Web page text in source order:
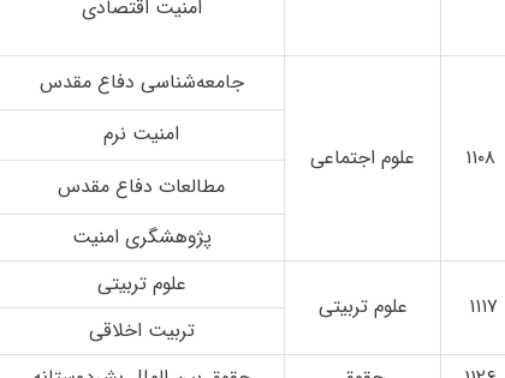
امنیت اقتصادی
۱۱۰۸ علوم اجتماعی
جامعه‌شناسی دفاع مقدس
امنیت نرم
مطالعات دفاع مقدس
پژوهشگری امنیت
۱۱۱۷ علوم تربیتی
علوم تربیتی
تربیت اخلاقی